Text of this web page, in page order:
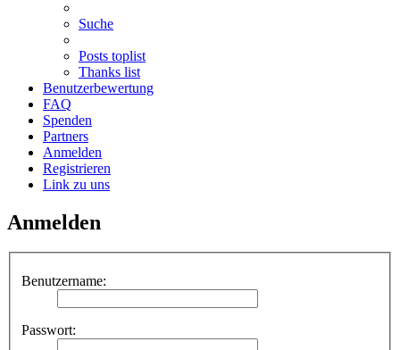
Suche
Posts toplist
Thanks list
Benutzerbewertung
FAQ
Spenden
Partners
Anmelden
Registrieren
Link zu uns
Anmelden
Benutzername:
Passwort: